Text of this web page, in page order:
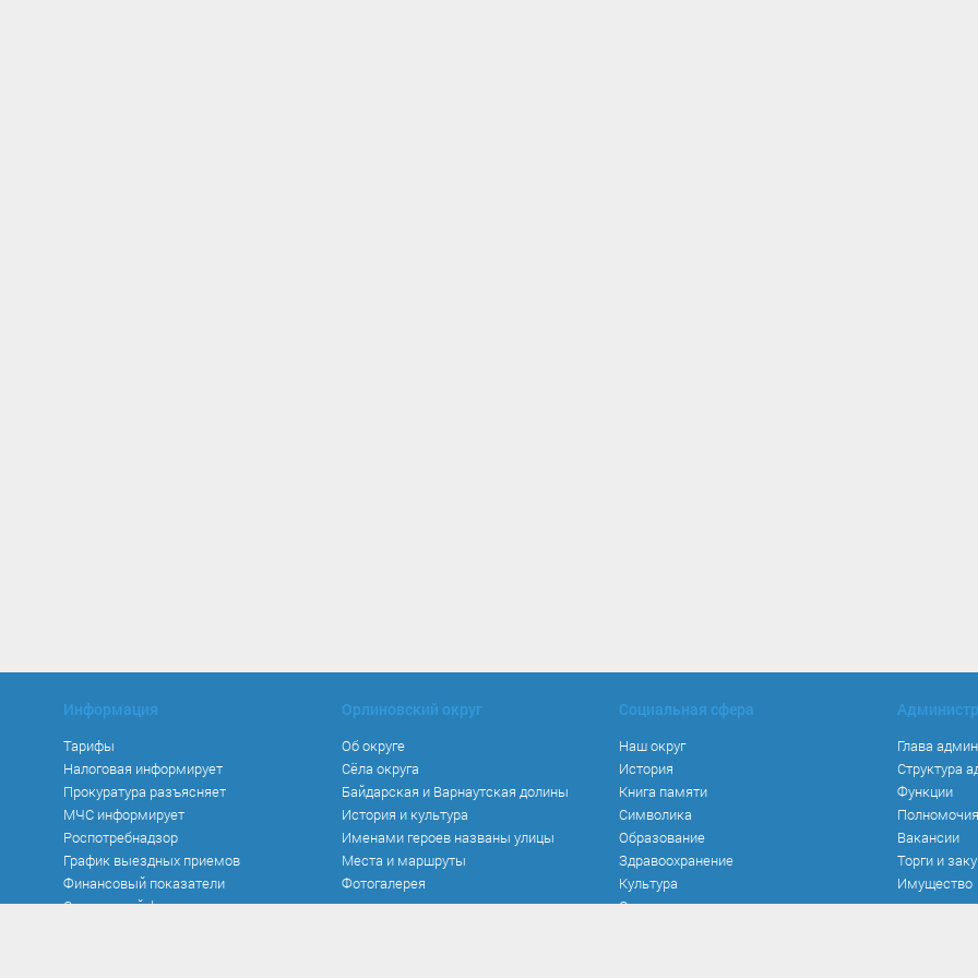
Информация
Тарифы
Налоговая информирует
Прокуратура разъясняет
МЧС информирует
Роспотребнадзор
График выездных приемов
Финансовый показатели
Социальный фонд
Орлиновский округ
Об округе
Сёла округа
Байдарская и Варнаутская долины
История и культура
Именами героев названы улицы
Места и маршруты
Фотогалерея
Социальная сфера
Наш округ
История
Книга памяти
Символика
Образование
Здравоохранение
Культура
Спорт
Глава
Структура
Функции
Полномочия
Вакансии
Торги и
Имущество